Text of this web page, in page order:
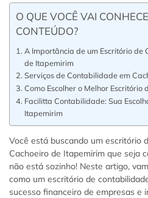
O QUE VOCÊ VAI
CONTEÚDO?
A Importância de um Escritório de
de Itapemirim
Serviços de Contabilidade em
Como Escolher o Melhor Escritório
Facilitta Contabilidade: Sua
Itapemirim
Você está buscando um escritório
Cachoeiro de Itapemirim que seja
não está sozinho! Neste artigo,
como um escritório de
sucesso financeiro de empresas e